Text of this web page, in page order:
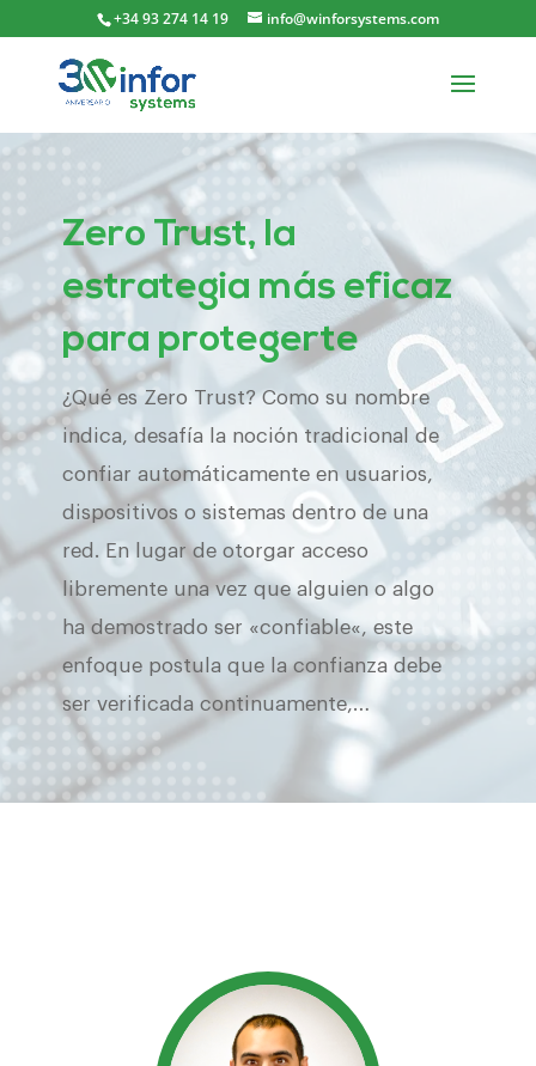
+34 93 274 14 19 info@winforsystems.com
Zero Trust, la
estrategia más eficaz
para protegerte
¿Qué es Zero Trust? Como su nombre
indica, desafía la noción tradicional de
confiar automáticamente en usuarios,
dispositivos o sistemas dentro de una
red. En lugar de otorgar acceso
libremente una vez que alguien o algo
ha demostrado ser «confiable«, este
enfoque postula que la confianza debe
ser verificada continuamente,…